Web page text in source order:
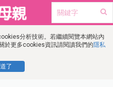
分析技術。若繼續閱覽本網站內
於更多cookies資訊請閱讀我們的隱私
了